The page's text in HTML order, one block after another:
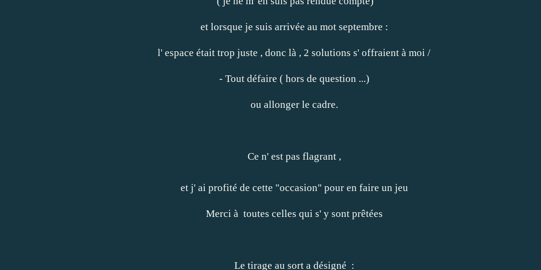
et lorsque je suis arrivée au mot septembre :
l' espace était trop juste , donc là , 2 solutions s' offraient à moi /
- Tout défaire ( hors de question ...)
ou allonger le cadre.
Ce n' est pas flagrant ,
et j' ai profité de cette "occasion" pour en faire un jeu
Merci à toutes celles qui s' y sont prêtées
Le tirage au sort a désigné :